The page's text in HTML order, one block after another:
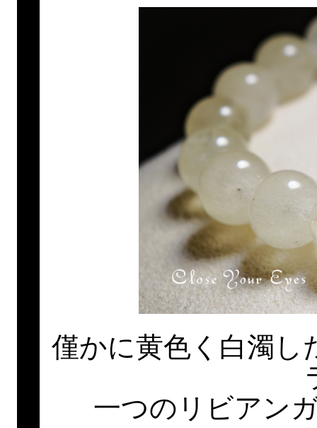
僅かに黄色く白濁し
一つのリビアン